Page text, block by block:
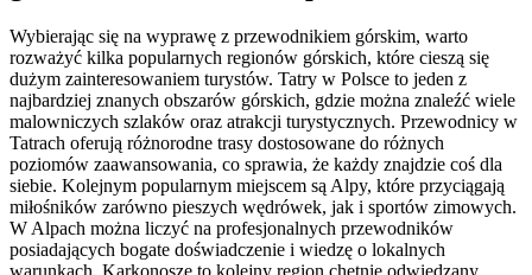
Wybierając się na wyprawę z przewodnikiem górskim, warto
rozważyć kilka popularnych regionów górskich, które cieszą się
dużym zainteresowaniem turystów. Tatry w Polsce to jeden z
najbardziej znanych obszarów górskich, gdzie można znaleźć wiele
malowniczych szlaków oraz atrakcji turystycznych. Przewodnicy w
Tatrach oferują różnorodne trasy dostosowane do różnych
poziomów zaawansowania, co sprawia, że każdy znajdzie coś dla
siebie. Kolejnym popularnym miejscem są Alpy, które przyciągają
miłośników zarówno pieszych wędrówek, jak i sportów zimowych.
W Alpach można liczyć na profesjonalnych przewodników
posiadających bogate doświadczenie i wiedzę o lokalnych
warunkach. Karkonosze to kolejny region chętnie odwiedzany